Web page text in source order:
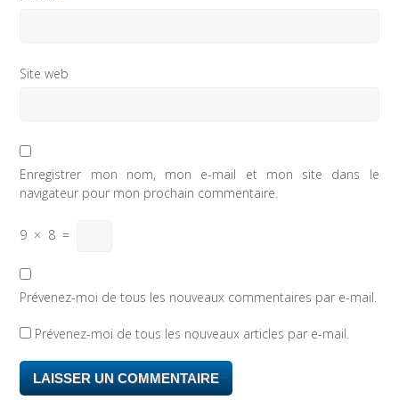
Site web
Enregistrer mon nom, mon e-mail et mon site dans le
navigateur pour mon prochain commentaire.
9 × 8 =
Prévenez-moi de tous les nouveaux commentaires par e-mail.
Prévenez-moi de tous les nouveaux articles par e-mail.